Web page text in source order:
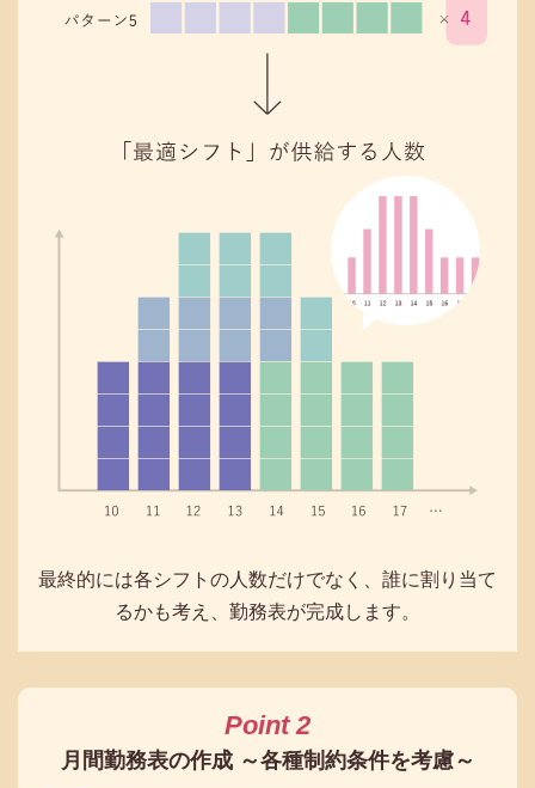
最終的には各シフトの人数だけでなく、誰に割り当て
るかも考え、勤務表が完成します。
Point 2
月間勤務表の作成 ～各種制約条件を考慮～